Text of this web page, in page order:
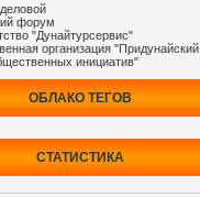
форум
"Дунайтурсервис"
организация "Придунайский
инициатив"
ОБЛАКО ТЕГОВ
СТАТИСТИКА